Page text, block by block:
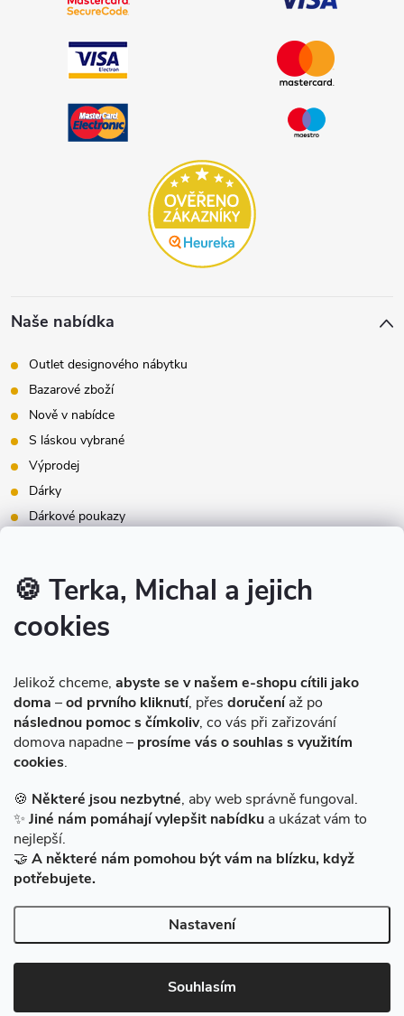
🍪 Terka, Michal a jejich
cookies
Jelikož chceme, abyste se v našem e-shopu cítili jako
doma –od prvního kliknutí, přes doručeníaž po
následnou pomoc s čímkoliv, co vás při zařizování
domova napadne – prosíme vás o souhlas s využitím
cookies.
🍪 Některé jsou nezbytné, aby web správně fungoval.
✨ Jiné nám pomáhají vylepšit nabídku a ukázat vám to
nejlepší.
🤝 A některé nám pomohou být vám na blízku, když
potřebujete.
Nastavení
Souhlasím
Naše nabídka
Outlet designového nábytku
Bazarové zboží
Nově v nabídce
S láskou vybrané
Výprodej
Dárky
Dárkové poukazy
Instagram
Facebook
Zprovozněný e-shop na Shoptetu máme od DF
Copyright 2026BAZARMS-HK. Všechna práva vyhrazena.